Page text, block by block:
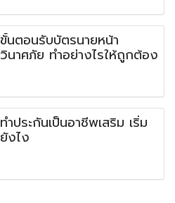
ขั้นตอนรับบัตรนายหน้า
วินาศภัย ทำอย่างไรให้ถูกต้อง
ทำประกันเป็นอาชีพเสริม เริ่ม
ยังไง